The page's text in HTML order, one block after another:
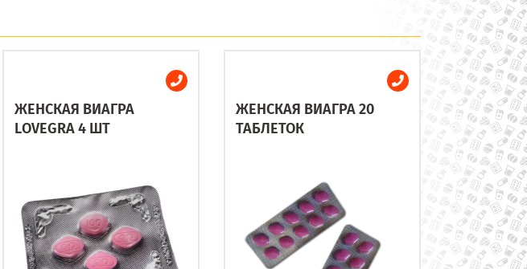
ЖЕНСКАЯ ВИАГРА
LOVEGRA 4 ШТ
ЖЕНСКАЯ ВИАГРА 20
ТАБЛЕТОК